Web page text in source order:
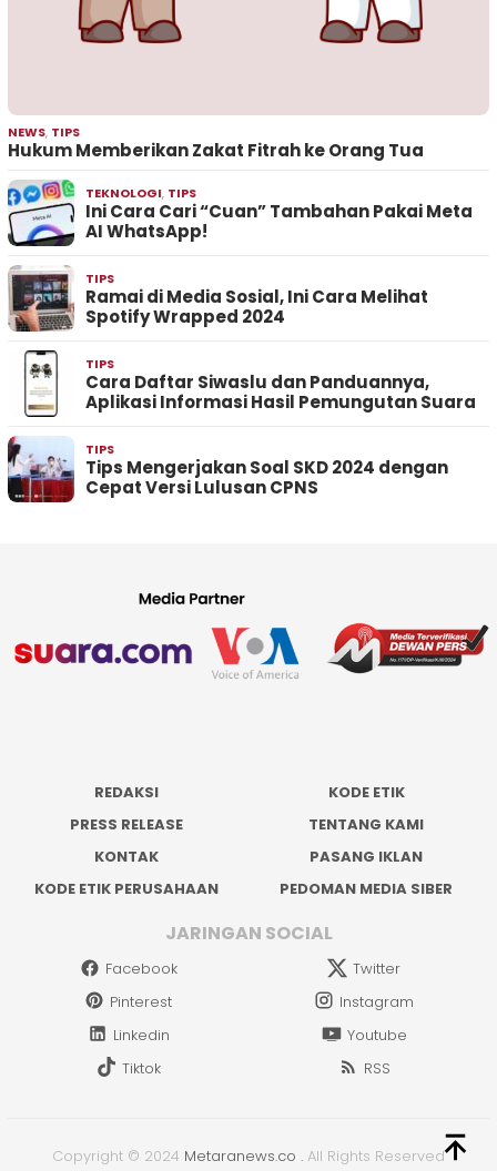
NEWS, TIPS
Hukum Memberikan Zakat Fitrah ke Orang Tua
TEKNOLOGI, TIPS
Ini Cara Cari “Cuan” Tambahan Pakai Meta
AI WhatsApp!
TIPS
Ramai di Media Sosial, Ini Cara Melihat
Spotify Wrapped 2024
TIPS
Cara Daftar Siwaslu dan Panduannya,
Aplikasi Informasi Hasil Pemungutan Suara
TIPS
Tips Mengerjakan Soal SKD 2024 dengan
Cepat Versi Lulusan CPNS
REDAKSI
KODE ETIK
PRESS RELEASE
TENTANG KAMI
KONTAK
PASANG IKLAN
KODE ETIK PERUSAHAAN
PEDOMAN MEDIA SIBER
JARINGAN SOCIAL
Facebook
Twitter
Pinterest
Instagram
Linkedin
Youtube
Tiktok
RSS
Copyright © 2024 Metaranews.co . All Rights Reserved